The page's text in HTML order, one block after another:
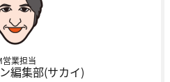
営業担当
編集部(サカイ)